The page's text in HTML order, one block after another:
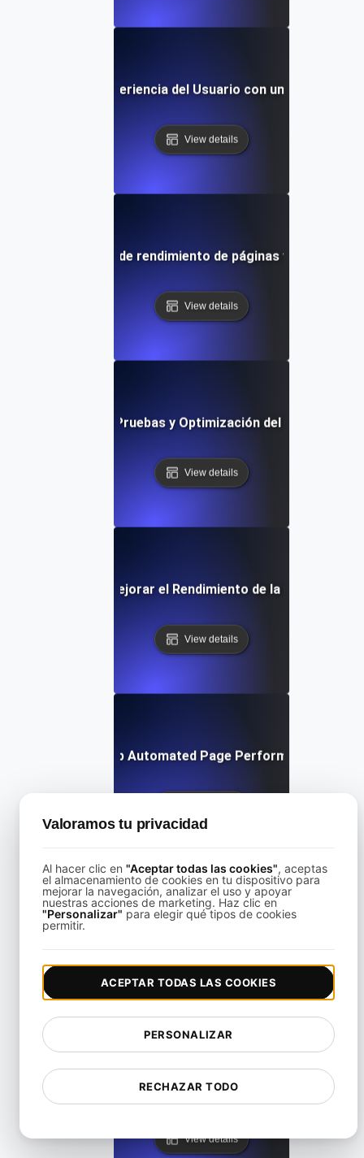
Mejora de la Experiencia del Usuario con un
View details
comunes de rendimiento de páginas y cómo
View details
Futuras en Pruebas y Optimización del Rendimiento
View details
Monitorizar y Mejorar el Rendimiento de la Página en
View details
How to Set Up Automated Page Performance
paso a paso para la prueba de rendimiento de páginas
papel de las pruebas de rendimiento de la página en el
View details
Valoramos tu privacidad
Al hacer clic en "Aceptar todas las cookies", aceptas
el almacenamiento de cookies en tu dispositivo para
mejorar la navegación, analizar el uso y apoyar
nuestras acciones de marketing. Haz clic en
"Personalizar" para elegir qué tipos de cookies
permitir.
RECHAZAR TODO
PERSONALIZAR
ACEPTAR TODAS LAS COOKIES